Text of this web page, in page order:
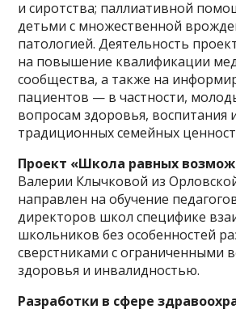
и сиротства; паллиативной
детьми с множественной
патологией. Деятельность
на повышение квалификации
сообщества, а также на
пациентов — в частности,
вопросам здоровья, воспитания
традиционных семейных
Проект «Школа равных
Валерии Клычковой из
направлен на обучение
директоров школ специфике
школьников без особенностей
сверстниками с ограниченными
здоровья и инвалидностью.
Разработки в сфере